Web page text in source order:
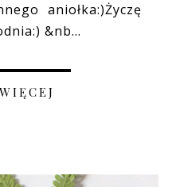
aniołka:)Życzę
&nb...